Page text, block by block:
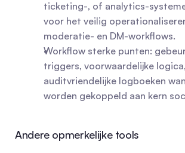
ticketing-, of analytics-
voor het veilig
moderatie- en DM-workflows.
Workflow sterke punten:
triggers, voorwaardelijke
auditvriendelijke logboeken
worden gekoppeld aan kern
Andere opmerkelijke tools